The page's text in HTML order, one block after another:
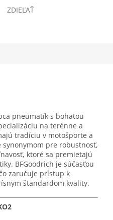
ZDIEĽAŤ
pneumatík s bohatou
na terénne a
tradíciu v motošporte a
synonymom pre robustnosť,
ktoré sa premietajú
BFGoodrich je súčasťou
zaručuje prístup k
štandardom kvality.